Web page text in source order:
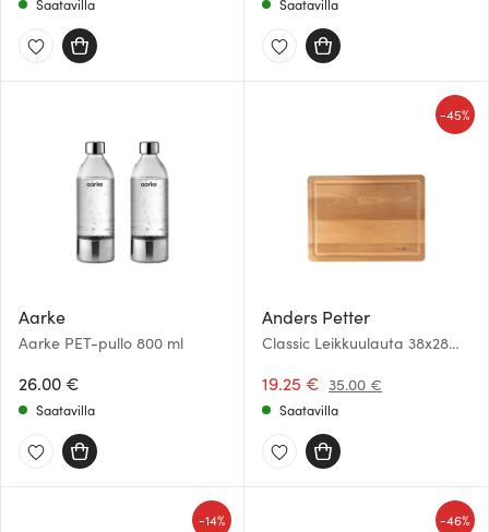
Saatavilla Saatavilla
Aarke
Aarke PET-pullo 800 ml
26.00 €
Saatavilla
Anders Petter
Classic Leikkuulauta 38x28
19.25 € 35.00 €
-45%
Saatavilla
-14% -46%